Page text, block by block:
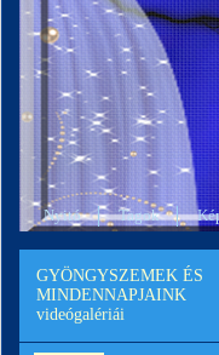
Nyitó Tagok
GYÖNGYSZEMEK ÉS
MINDENNAPJAINK
videógalériái